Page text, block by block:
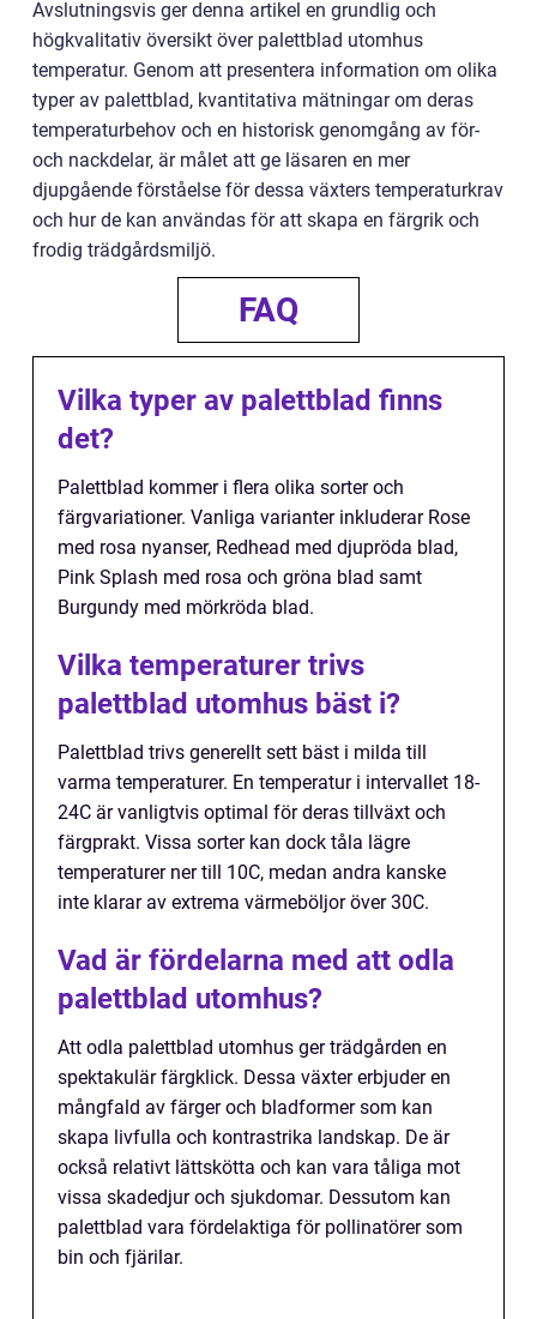
Avslutningsvis ger denna artikel en grundlig och
högkvalitativ översikt över palettblad utomhus
temperatur. Genom att presentera information om olika
typer av palettblad, kvantitativa mätningar om deras
temperaturbehov och en historisk genomgång av för-
och nackdelar, är målet att ge läsaren en mer
djupgående förståelse för dessa växters temperaturkrav
och hur de kan användas för att skapa en färgrik och
frodig trädgårdsmiljö.
FAQ
Vilka typer av palettblad finns
det?
Palettblad kommer i flera olika sorter och
färgvariationer. Vanliga varianter inkluderar Rose
med rosa nyanser, Redhead med djupröda blad,
Pink Splash med rosa och gröna blad samt
Burgundy med mörkröda blad.
Vilka temperaturer trivs
palettblad utomhus bäst i?
Palettblad trivs generellt sett bäst i milda till
varma temperaturer. En temperatur i intervallet 18-
24C är vanligtvis optimal för deras tillväxt och
färgprakt. Vissa sorter kan dock tåla lägre
temperaturer ner till 10C, medan andra kanske
inte klarar av extrema värmeböljor över 30C.
Vad är fördelarna med att odla
palettblad utomhus?
Att odla palettblad utomhus ger trädgården en
spektakulär färgklick. Dessa växter erbjuder en
mångfald av färger och bladformer som kan
skapa livfulla och kontrastrika landskap. De är
också relativt lättskötta och kan vara tåliga mot
vissa skadedjur och sjukdomar. Dessutom kan
palettblad vara fördelaktiga för pollinatörer som
bin och fjärilar.